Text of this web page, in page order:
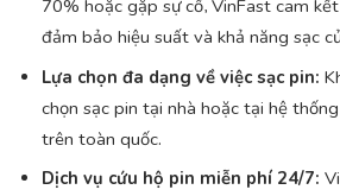
70% hoặc gặp sự cố, VinFast cam
đảm bảo hiệu suất và khả năng sạc
Lựa chọn đa dạng về việc sạc pin:
chọn sạc pin tại nhà hoặc tại hệ
trên toàn quốc.
Dịch vụ cứu hộ pin miễn phí 24/7: